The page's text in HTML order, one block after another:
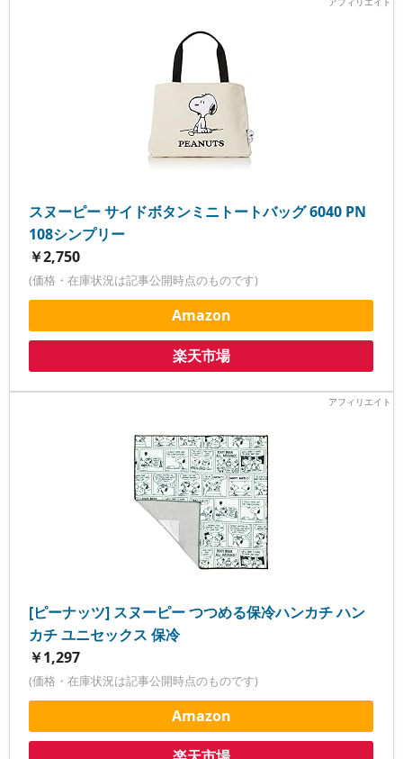
スヌーピー サイドボタンミニトートバッグ 6040 PN
108シンプリー
￥2,750
(価格・在庫状況は記事公開時点のものです)
Amazon
楽天市場
[ピーナッツ] スヌーピー つつめる保冷ハンカチ ハン
カチ ユニセックス 保冷
￥1,297
(価格・在庫状況は記事公開時点のものです)
Amazon